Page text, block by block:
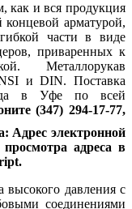
как и вся продукция
концевой арматурой,
части в виде
приваренных к
Металлорукав
и DIN. Поставка
в Уфе по всей
(347) 294-17-77,
Адрес электронной
адреса в
высокого давления с
соединениями